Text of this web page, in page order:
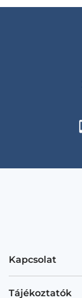
Kapcsolat
Tájékoztatók